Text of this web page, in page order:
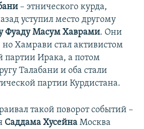
– этнического курда,
уступил место другому
Фуаду Масум Хаврами. Они
Хамрави стал активистом
партии Ирака, а потом
Талабани и оба стали
партии Курдистана.
такой поворот событий –
Саддама Хусейна Москва